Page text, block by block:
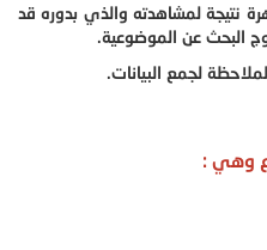
نتيجة لمشاهدته والذي بدوره قد
البحث عن الموضوعية.
لجمع البيانات.
وهي :